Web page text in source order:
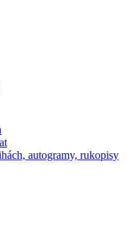
autogramy, rukopisy